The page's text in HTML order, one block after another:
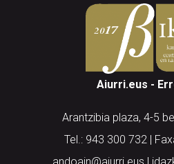
Aiurri.eus -
Arantzibia plaza, 4-5
Tel.: 943 300 732 |